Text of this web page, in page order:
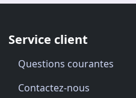
Service client
Questions courantes
Contactez-nous